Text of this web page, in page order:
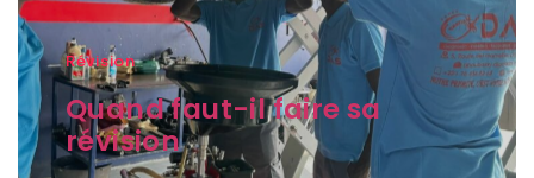
Révision
Quand faut-il faire sa
révision